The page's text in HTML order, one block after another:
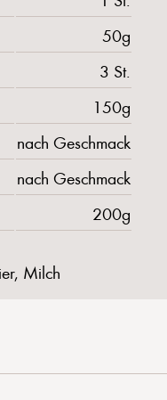
50g
3 St.
150g
nach Geschmack
nach Geschmack
200g
Milch